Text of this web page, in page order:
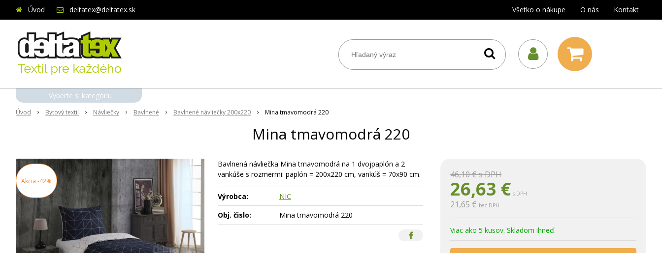
Úvod deltatex@deltatex.sk Všetko o nákupe O nás Kontakt
Úvod Bytový textil Návliečky Bavlnené Bavlnené návliečky 200x220 Mina tmavomodrá 220
Mina tmavomodrá 220
Akcia -42%
46,10 €s DPH
26,63 € s DPH
21,65 € bez DPH
Viac ako 5 kusov. Skladom ihneď.
Bavlnená návliečka Mina tmavomodrá na 1 dvojpaplón a 2
vankúše s rozmermi: paplón = 200x220 cm, vankúš = 70x90 cm.
Výrobca:
NIC
Obj. čislo:
Mina tmavomodrá 220
Vyberte si kategóriu